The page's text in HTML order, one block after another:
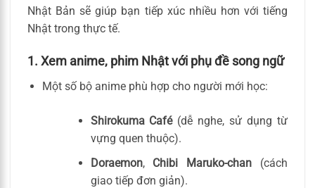
Nhật Bản sẽ giúp bạn tiếp xúc nhiều hơn với tiếng
Nhật trong thực tế.
1. Xem anime, phim Nhật với phụ đề song ngữ
Một số bộ anime phù hợp cho người mới học:
Shirokuma Café(dễ nghe, sử dụng từ
vựng quen thuộc).
Doraemon, Chibi Maruko-chan (cách
giao tiếp đơn giản).